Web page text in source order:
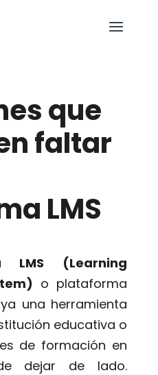
que
faltar
LMS
LMS (Learning
o plataforma
una herramienta
educativa o
de formación en
dejar de lado.